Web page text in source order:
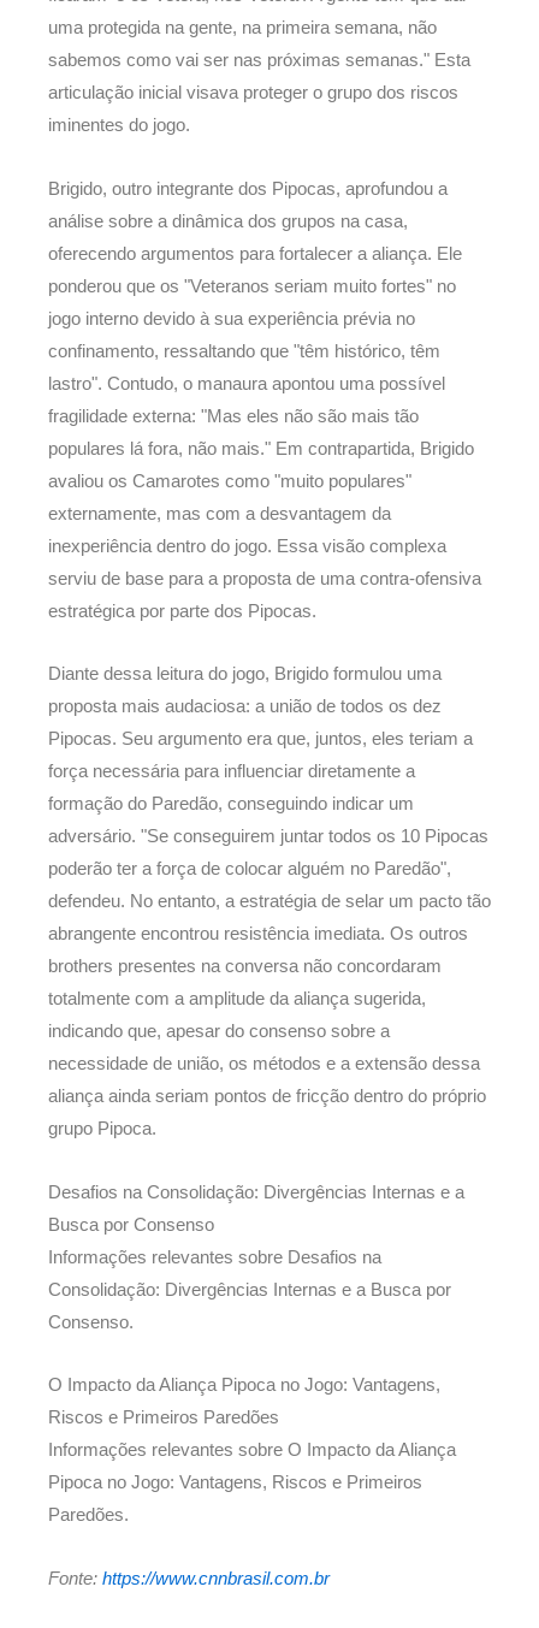
uma protegida na gente, na primeira semana, não
sabemos como vai ser nas próximas semanas." Esta
articulação inicial visava proteger o grupo dos riscos
iminentes do jogo.
Brigido, outro integrante dos Pipocas, aprofundou a
análise sobre a dinâmica dos grupos na casa,
oferecendo argumentos para fortalecer a aliança. Ele
ponderou que os "Veteranos seriam muito fortes" no
jogo interno devido à sua experiência prévia no
confinamento, ressaltando que "têm histórico, têm
lastro". Contudo, o manaura apontou uma possível
fragilidade externa: "Mas eles não são mais tão
populares lá fora, não mais." Em contrapartida, Brigido
avaliou os Camarotes como "muito populares"
externamente, mas com a desvantagem da
inexperiência dentro do jogo. Essa visão complexa
serviu de base para a proposta de uma contra-ofensiva
estratégica por parte dos Pipocas.
Diante dessa leitura do jogo, Brigido formulou uma
proposta mais audaciosa: a união de todos os dez
Pipocas. Seu argumento era que, juntos, eles teriam a
força necessária para influenciar diretamente a
formação do Paredão, conseguindo indicar um
adversário. "Se conseguirem juntar todos os 10 Pipocas
poderão ter a força de colocar alguém no Paredão",
defendeu. No entanto, a estratégia de selar um pacto tão
abrangente encontrou resistência imediata. Os outros
brothers presentes na conversa não concordaram
totalmente com a amplitude da aliança sugerida,
indicando que, apesar do consenso sobre a
necessidade de união, os métodos e a extensão dessa
aliança ainda seriam pontos de fricção dentro do próprio
grupo Pipoca.
Desafios na Consolidação: Divergências Internas e a
Busca por Consenso
Informações relevantes sobre Desafios na
Consolidação: Divergências Internas e a Busca por
Consenso.
O Impacto da Aliança Pipoca no Jogo: Vantagens,
Riscos e Primeiros Paredões
Informações relevantes sobre O Impacto da Aliança
Pipoca no Jogo: Vantagens, Riscos e Primeiros
Paredões.
Fonte: https://www.cnnbrasil.com.br